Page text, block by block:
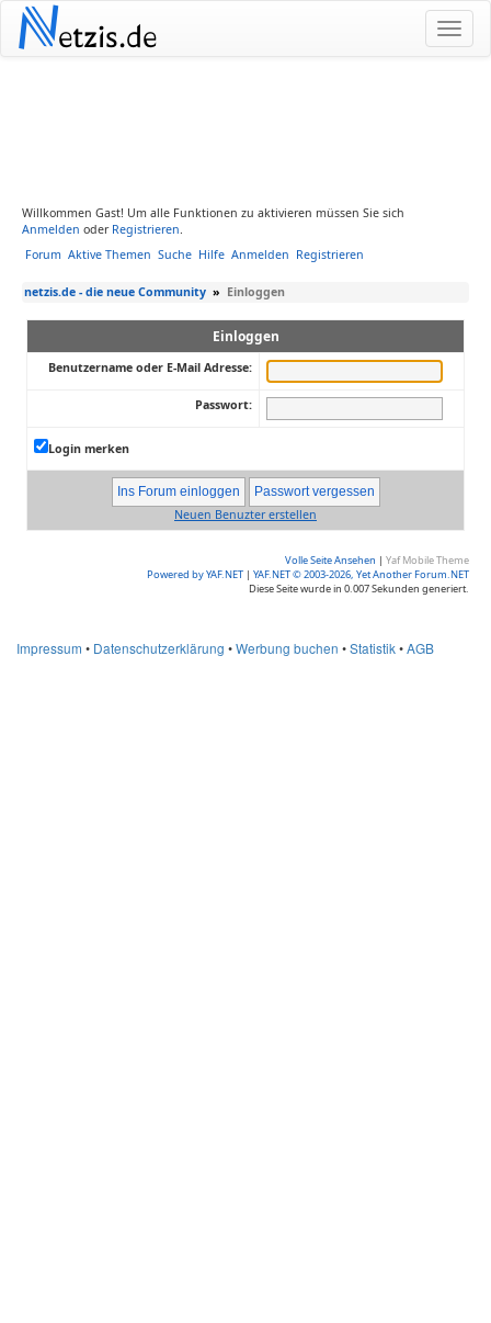
Netzis.de
Willkommen Gast! Um alle Funktionen zu aktivieren müssen Sie sich
Anmelden oder Registrieren.
Forum Aktive Themen Suche Hilfe Anmelden Registrieren
netzis.de - die neue Community » Einloggen
Einloggen
Benutzername oder E-Mail Adresse:
Passwort:
Login merken
Neuen Benuzter erstellen
Volle Seite Ansehen | Yaf Mobile Theme
Powered by YAF.NET | YAF.NET © 2003-2026, Yet Another Forum.NET
Diese Seite wurde in 0.007 Sekunden generiert.
Impressum • Datenschutzerklärung •Werbung buchen •Statistik•AGB